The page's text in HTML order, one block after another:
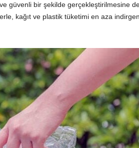
güvenli bir şekilde gerçekleştirilmesine
kağıt ve plastik tüketimi en aza